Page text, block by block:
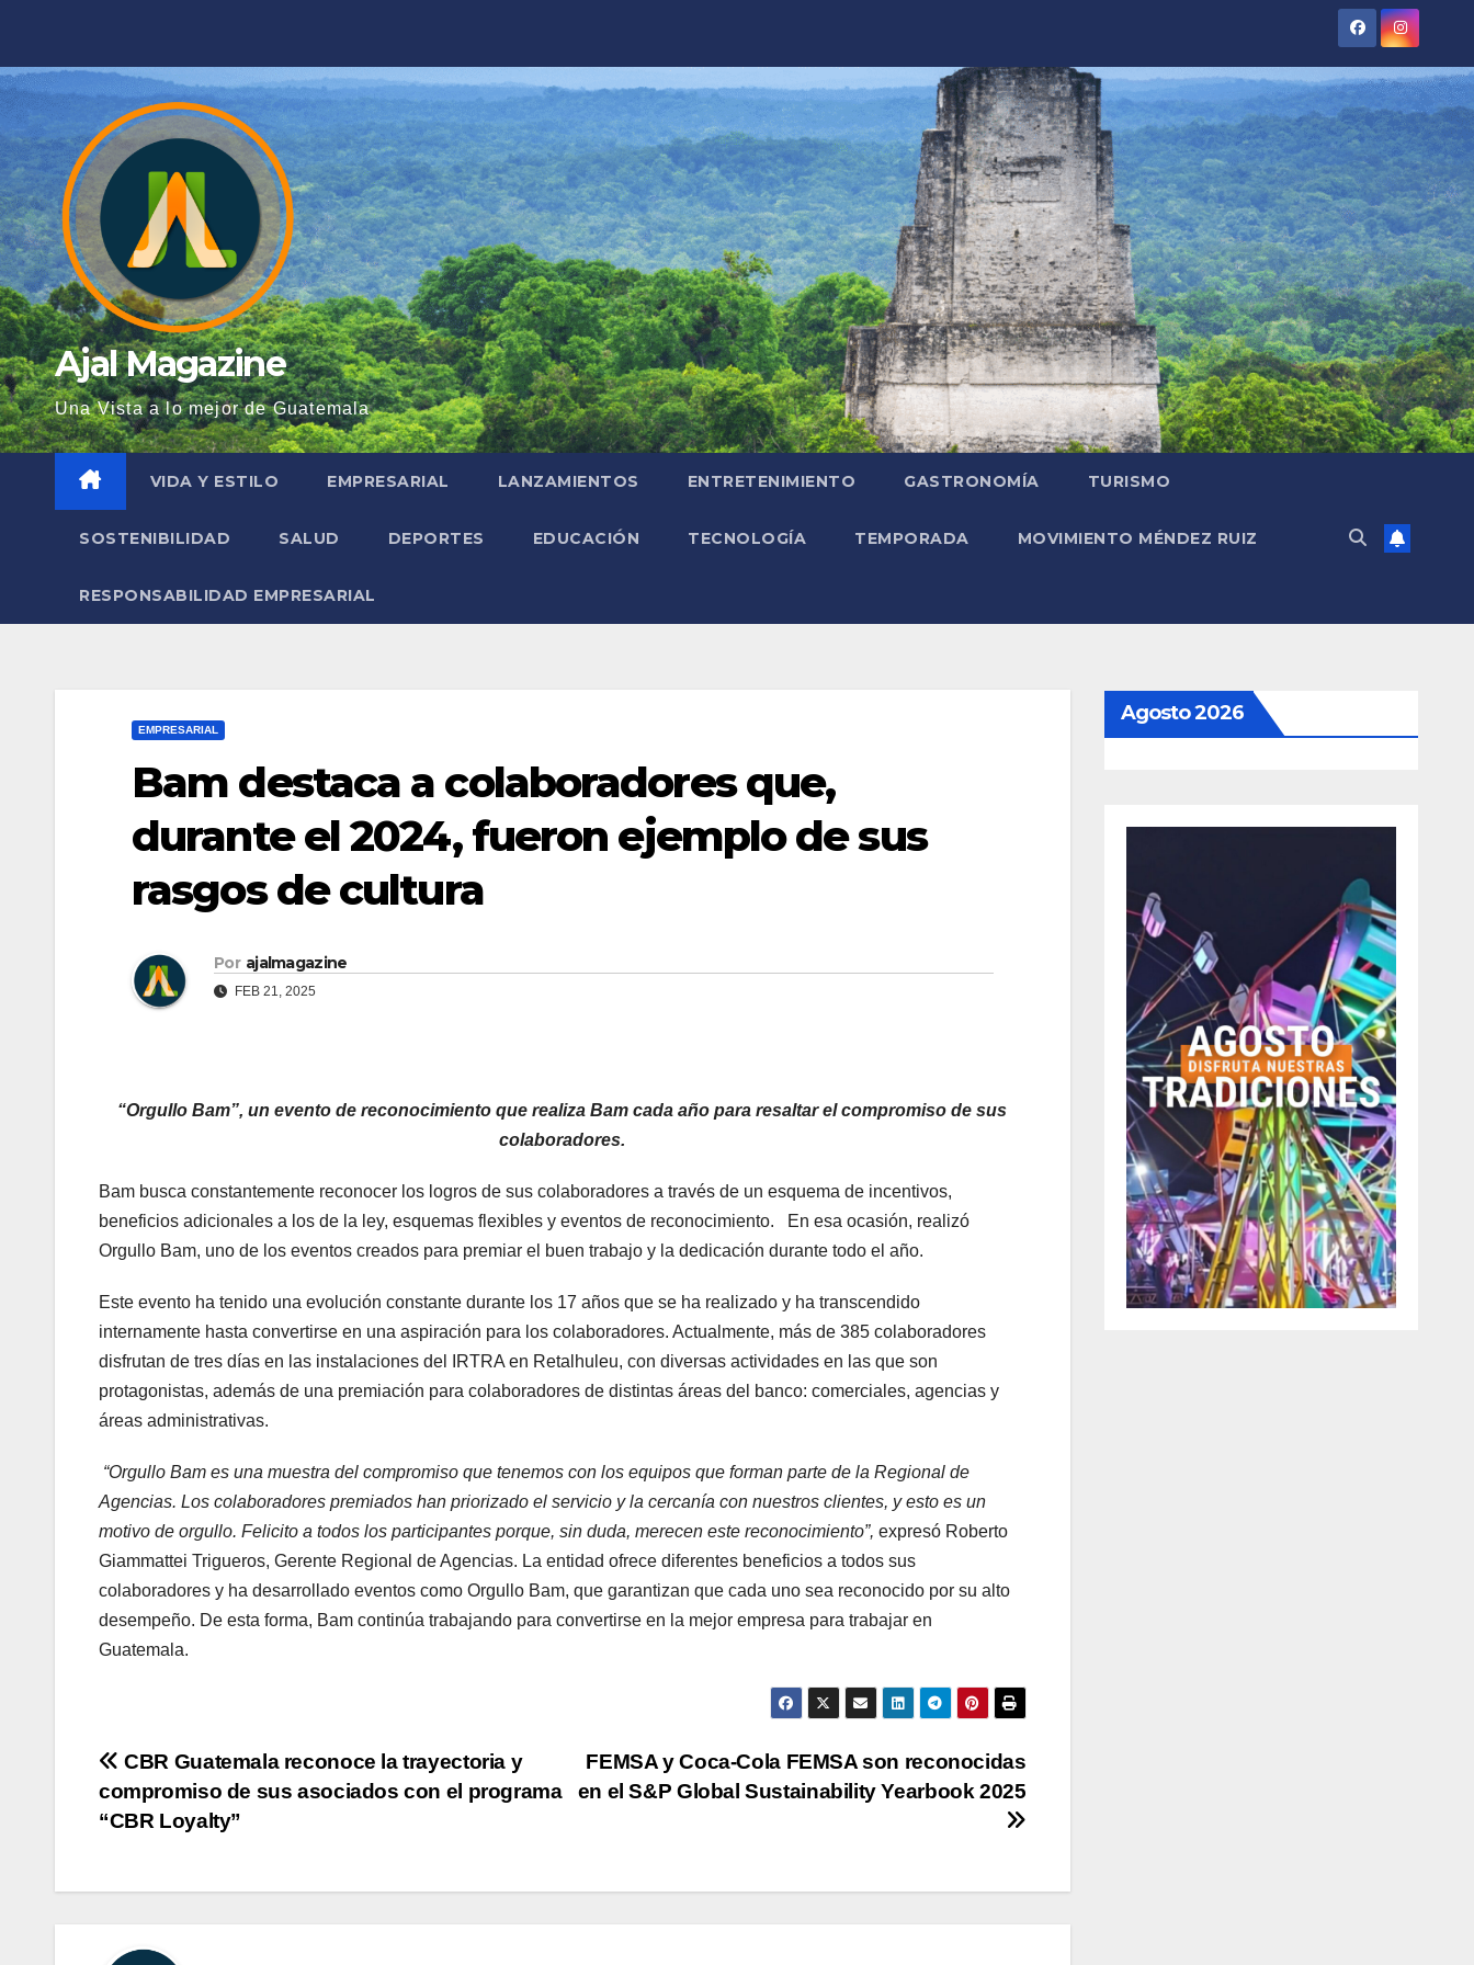
contenido
Ajal Magazine
Una Vista a lo mejor de Guatemala
VIDA Y ESTILO EMPRESARIAL LANZAMIENTOS ENTRETENIMIENTO GASTRONOMÍA TURISMO
SOSTENIBILIDAD SALUD DEPORTES EDUCACIÓN TECNOLOGÍA TEMPORADA MOVIMIENTO MÉNDEZ RUIZ
RESPONSABILIDAD EMPRESARIAL
EMPRESARIAL
Bam destaca a colaboradores que,
durante el 2024, fueron ejemplo de sus
rasgos de cultura
Por ajalmagazine
FEB 21, 2025
“Orgullo Bam”, un evento de reconocimiento que realiza Bam cada año para resaltar el compromiso de sus
colaboradores.
Bam busca constantemente reconocer los logros de sus colaboradores a través de un esquema de incentivos,
beneficios adicionales a los de la ley, esquemas flexibles y eventos de reconocimiento. En esa ocasión, realizó
Orgullo Bam, uno de los eventos creados para premiar el buen trabajo y la dedicación durante todo el año.
Este evento ha tenido una evolución constante durante los 17 años que se ha realizado y ha transcendido
internamente hasta convertirse en una aspiración para los colaboradores. Actualmente, más de 385 colaboradores
disfrutan de tres días en las instalaciones del IRTRA en Retalhuleu, con diversas actividades en las que son
protagonistas, además de una premiación para colaboradores de distintas áreas del banco: comerciales, agencias y
áreas administrativas.
“Orgullo Bam es una muestra del compromiso que tenemos con los equipos que forman parte de la Regional de
Agencias. Los colaboradores premiados han priorizado el servicio y la cercanía con nuestros clientes, y esto es un
motivo de orgullo. Felicito a todos los participantes porque, sin duda, merecen este reconocimiento”, expresó Roberto
Giammattei Trigueros, Gerente Regional de Agencias. La entidad ofrece diferentes beneficios a todos sus
colaboradores y ha desarrollado eventos como Orgullo Bam, que garantizan que cada uno sea reconocido por su alto
desempeño. De esta forma, Bam continúa trabajando para convertirse en la mejor empresa para trabajar en
Guatemala.
Navegación
de
FEMSA y Coca-Cola FEMSA son reconocidas
en el S&P Global Sustainability Yearbook 2025
CBR Guatemala reconoce la trayectoria y
compromiso de sus asociados con el programa
“CBR Loyalty”
Agosto 2026